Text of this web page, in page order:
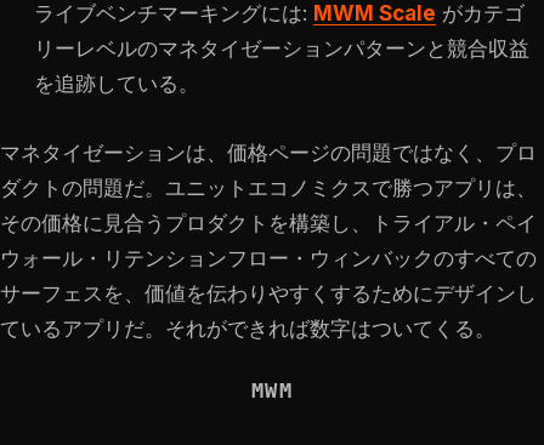
ライブベンチマーキングには: MWM Scale がカテゴ
リーレベルのマネタイゼーションパターンと競合収益
を追跡している。
マネタイゼーションは、価格ページの問題ではなく、プロ
ダクトの問題だ。ユニットエコノミクスで勝つアプリは、
その価格に見合うプロダクトを構築し、トライアル・ペイ
ウォール・リテンションフロー・ウィンバックのすべての
サーフェスを、価値を伝わりやすくするためにデザインし
ているアプリだ。それができれば数字はついてくる。
MWM